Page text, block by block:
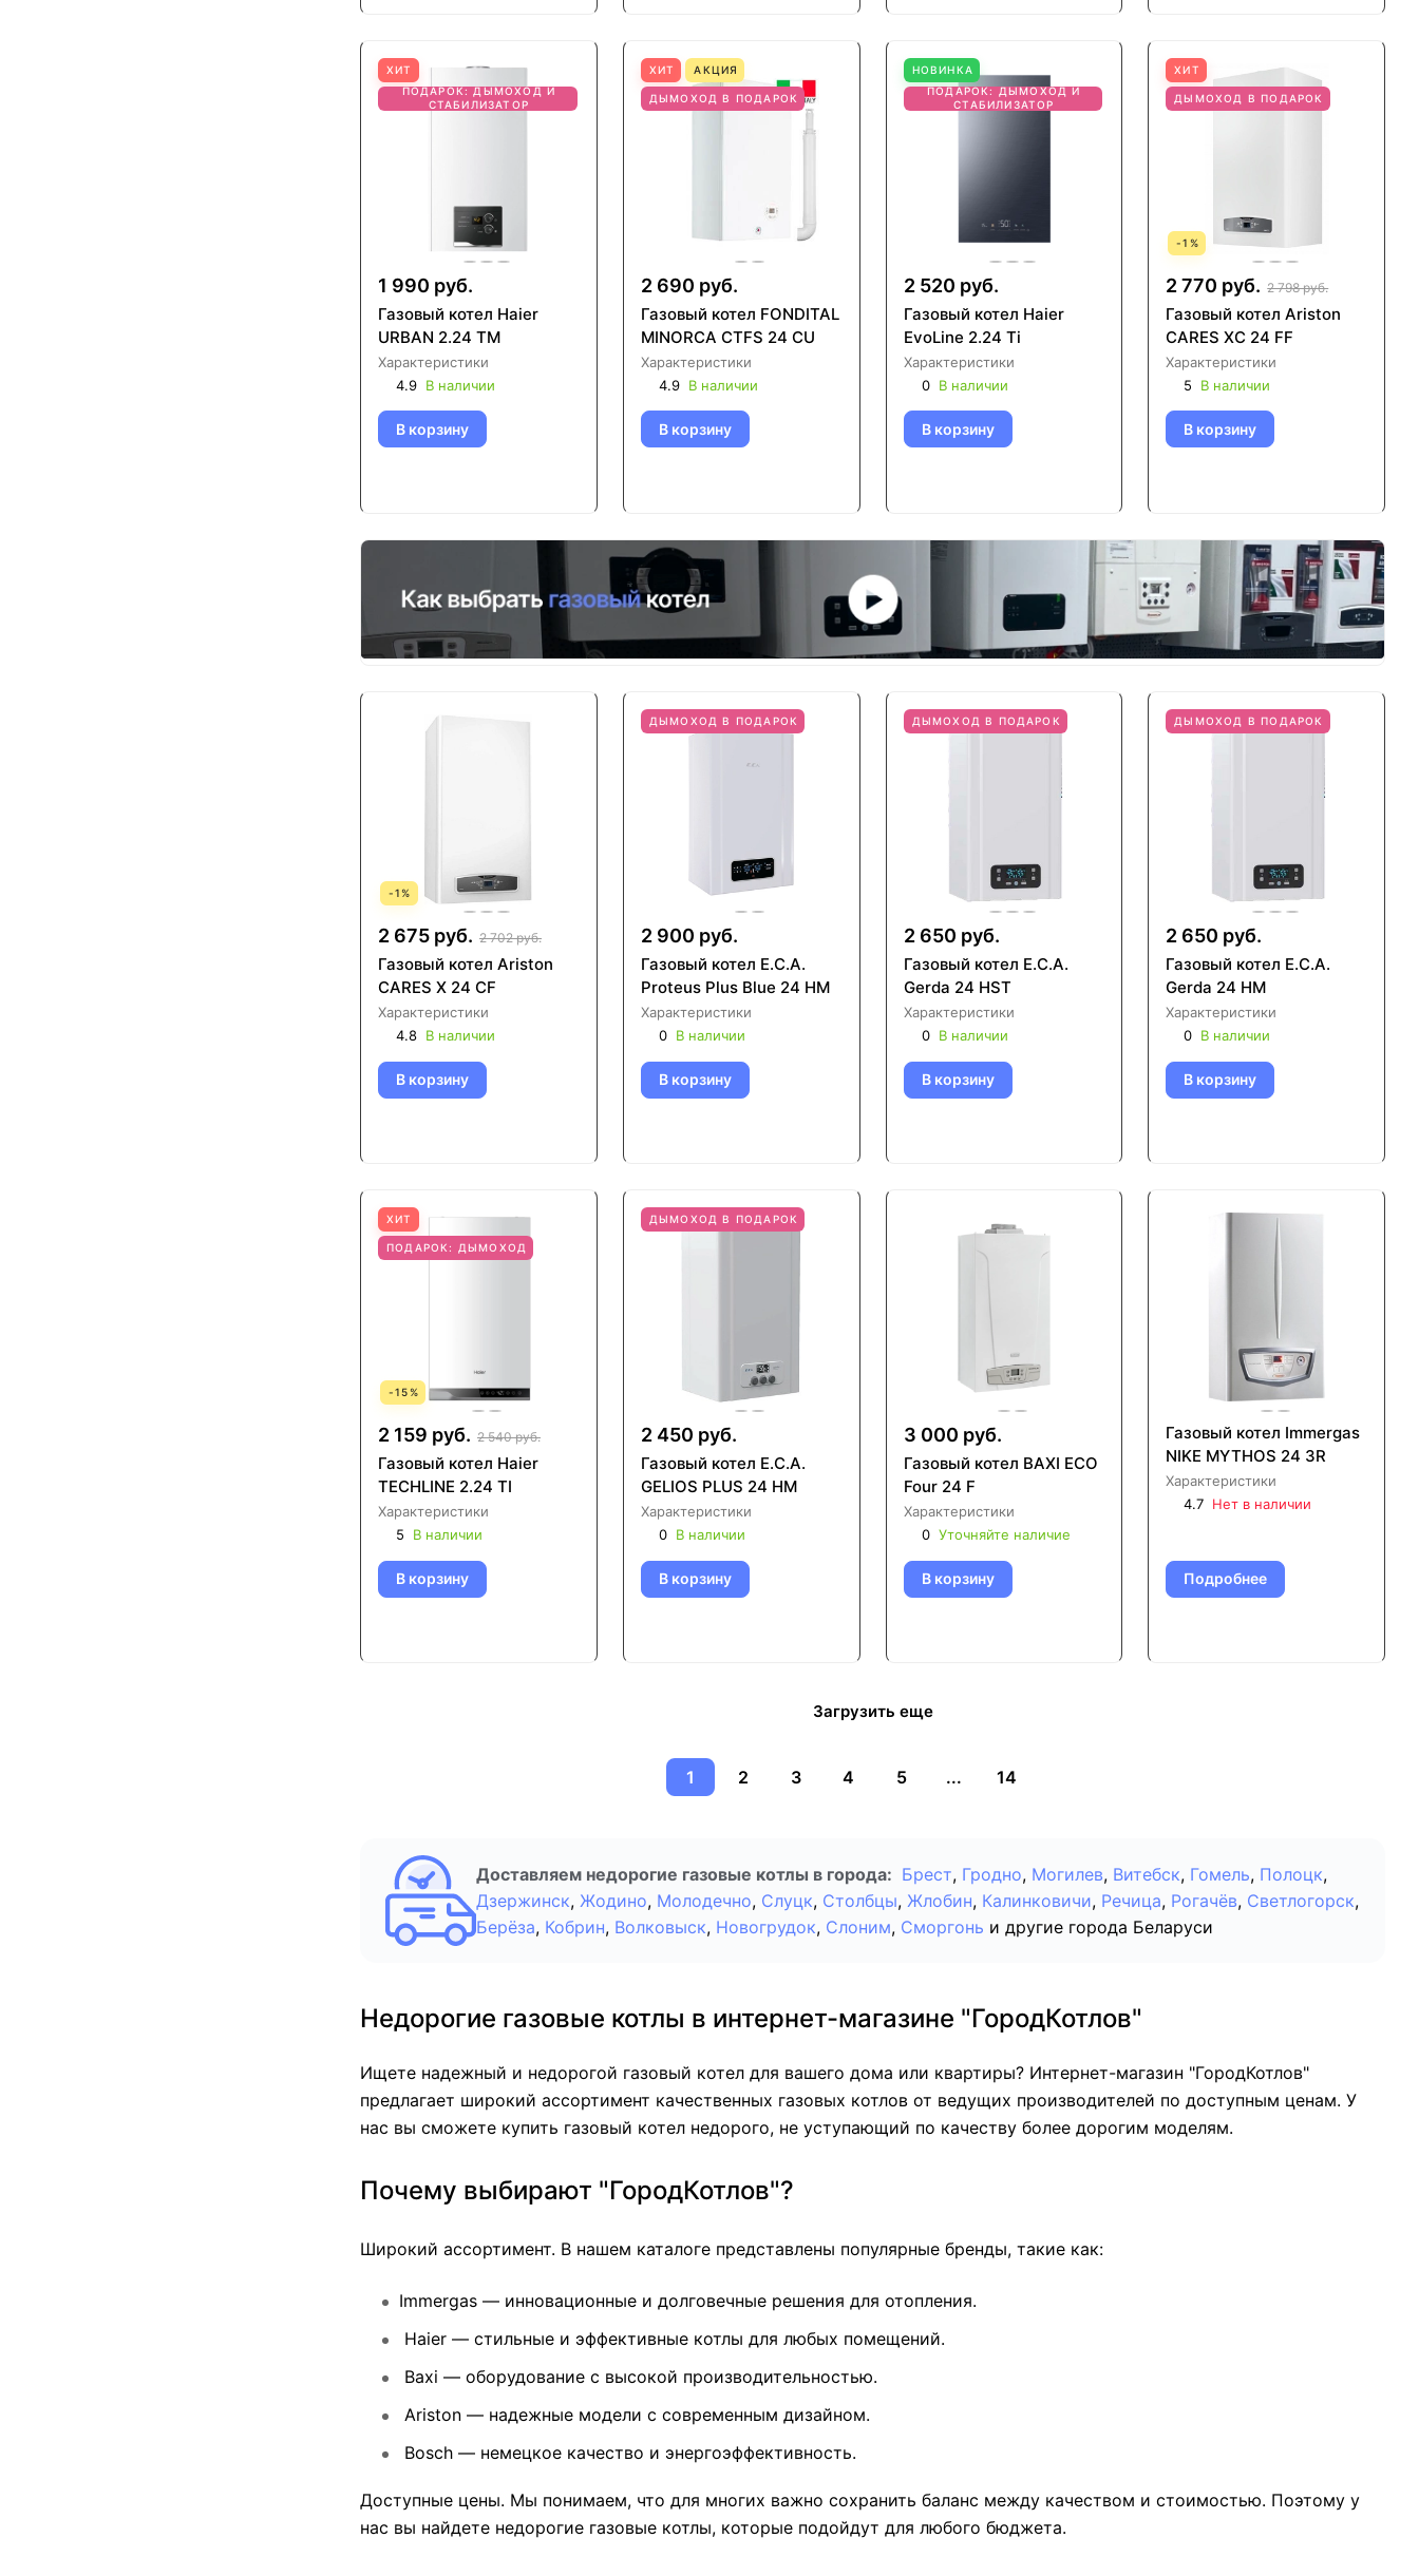
ХИТ
ПОДАРОК: ДЫМОХОД И
СТАБИЛИЗАТОР
1 990 руб.
Газовый котел Haier
URBAN 2.24 TM
Характеристики
4.9 В наличии
В корзину
ХИТ АКЦИЯ
ДЫМОХОД В ПОДАРОК
2 690 руб.
Газовый котел FONDITAL
MINORCA CTFS 24 CU
Характеристики
4.9 В наличии
В корзину
НОВИНКА
ПОДАРОК: ДЫМОХОД И
СТАБИЛИЗАТОР
2 520 руб.
Газовый котел Haier
EvoLine 2.24 Ti
Характеристики
0 В наличии
В корзину
ХИТ
ДЫМОХОД В ПОДАРОК
-1 %
2 770 руб. 2 798 руб.
Газовый котел Ariston
CARES XC 24 FF
Характеристики
5
В наличии
В корзину
-1%
2 675 руб. 2 702 руб.
Газовый котел Ariston
CARES X 24 CF
Характеристики
4.8 В наличии
В корзину
ДЫМОХОД В ПОДАРОК
2 900 руб.
Газовый котел E.C.A.
Proteus Plus Blue 24 HM
Характеристики
0 В наличии
В корзину
ДЫМОХОД В ПОДАРОК
2 650 руб.
Газовый котел E.C.A.
Gerda 24 HST
Характеристики
0 В наличии
В корзину
ДЫМОХОД В ПОДАРОК
2 650 руб.
Газовый котел E.C.A.
Gerda 24 HM
Характеристики
0 В наличии
В корзину
ХИТ
ПОДАРОК: ДЫМОХОД
-15%
2 159 руб. 2 540 руб.
Газовый котел Haier
TECHLINE 2.24 TI
Характеристики
5
В наличии
В корзину
ДЫМОХОД В ПОДАРОК
2 450 руб.
Газовый котел E.C.A.
GELIOS PLUS 24 HM
Характеристики
0 В наличии
В корзину
3 000 руб.
Газовый котел BAXI ECO
Four 24 F
Характеристики
0 Уточняйте наличие
В корзину
Газовый котел Immergas
NIKE MYTHOS 24 3R
Характеристики
4.7 Нет в наличии
Подробнее
Загрузить еще
1 2 3 4 5 ... 14
Доставляем недорогие газовые котлы в города: Брест, Гродно, Могилев, Витебск, Гомель, Полоцк,
Дзержинск, Жодино, Молодечно, Слуцк, Столбцы, Жлобин, Калинковичи, Речица, Рогачёв, Светлогорск,
Берёза, Кобрин, Волковыск, Новогрудок, Слоним, Сморгонь и другие города Беларуси
Недорогие газовые котлы в интернет-магазине "ГородКотлов"
Ищете надежный и недорогой газовый котел для вашего дома или квартиры? Интернет-магазин "ГородКотлов"
предлагает широкий ассортимент качественных газовых котлов от ведущих производителей по доступным ценам. У
нас вы сможете купить газовый котел недорого, не уступающий по качеству более дорогим моделям.
Почему выбирают "ГородКотлов"?
Широкий ассортимент. В нашем каталоге представлены популярные бренды, такие как:
Immergas — инновационные и долговечные решения для отопления.
Haier — стильные и эффективные котлы для любых помещений.
Baxi — оборудование с высокой производительностью.
Ariston — надежные модели с современным дизайном.
Bosch — немецкое качество и энергоэффективность.
Доступные цены. Мы понимаем, что для многих важно сохранить баланс между качеством и стоимостью. Поэтому у
нас вы найдете недорогие газовые котлы, которые подойдут для любого бюджета.